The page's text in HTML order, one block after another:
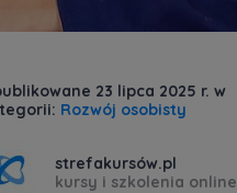
23 lipca 2025 r. w
Rozwój osobisty
strefakursów.pl
kursy i szkolenia online